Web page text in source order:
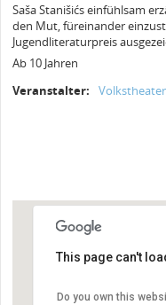
Saša Stanišićs einfühlsam
den Mut, füreinander
Jugendliteraturpreis
Ab 10 Jahren
Veranstalter:
This page can't
Do you own this